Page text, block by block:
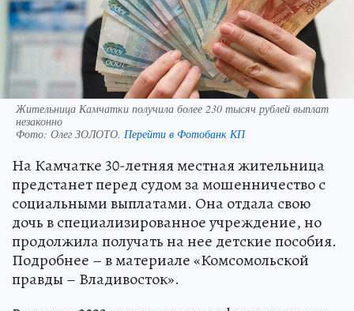
Жительница Камчатки получила более 230 тысяч рублей выплат
незаконно
Фото: Олег ЗОЛОТО. Перейти в Фотобанк КП
На Камчатке 30-летняя местная жительница
предстанет перед судом за мошенничество с
социальными выплатами. Она отдала свою
дочь в специализированное учреждение, но
продолжила получать на нее детские пособия.
Подробнее – в материале «Комсомольской
правды – Владивосток».